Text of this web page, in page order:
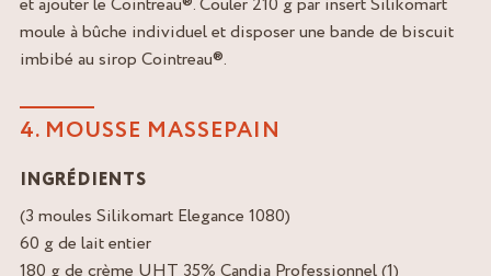
moule à bûche individuel et disposer une bande de biscuit
imbibé au sirop Cointreau®.
4. MOUSSE MASSEPAIN
INGRÉDIENTS
(3 moules Silikomart Elegance 1080)
60 g de lait entier
180 g de crème UHT 35% Candia Professionnel (1)